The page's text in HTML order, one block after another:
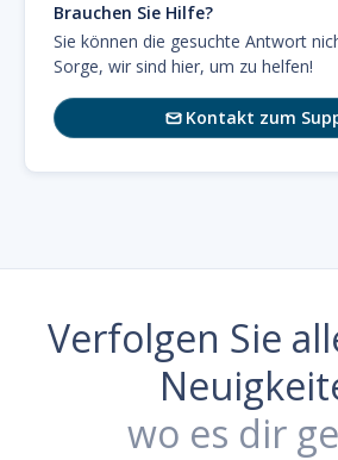
Brauchen Sie Hilfe?
Sie können die gesuchte Antwort
Sorge, wir sind hier, um zu helfen!
Kontakt zum
Verfolgen Sie
wo es dir